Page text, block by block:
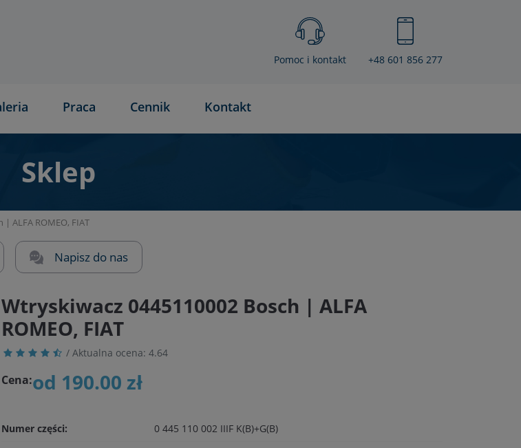
Pomoc i kontakt +48 601 856 277
Praca Cennik Kontakt
Sklep
ALFA ROMEO, FIAT
Napisz do nas
Wtryskiwacz 0445110002 Bosch | ALFA
ROMEO, FIAT
/ Aktualna ocena: 4.64
Cena:od 190.00 zł
Numer części:
0 445 110 002 IIIF K(B)+G(B)